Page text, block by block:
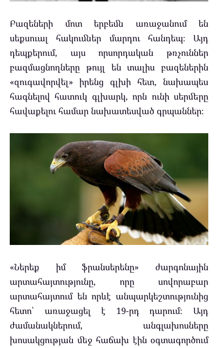
Բազեների մոտ երբեմն առաջանում են
սեքսուալ հակումներ մարդու հանդեպ։ Այդ
դեպքերում, այս որսորդական թռչուններ
բազմացնողները թույլ են տալիս բազեներին
«զուգավորվել» իրենց գլխի հետ, նախապես
հագնելով հատուկ գլխարկ, որն ունի սերմերը
հավաքելու համար նախատեսված գրպաններ։
«Ներեք իմ ֆրանսերենը» ժարգոնային
արտահայտությունը, որը սովորաբար
արտահայտում են որևէ անպարկեշտությունից
հետո՝ առաջացել է 19-րդ դարում։ Այդ
ժամանակներում, անգլախոսները
խոսակցության մեջ հաճախ էին օգտագործում